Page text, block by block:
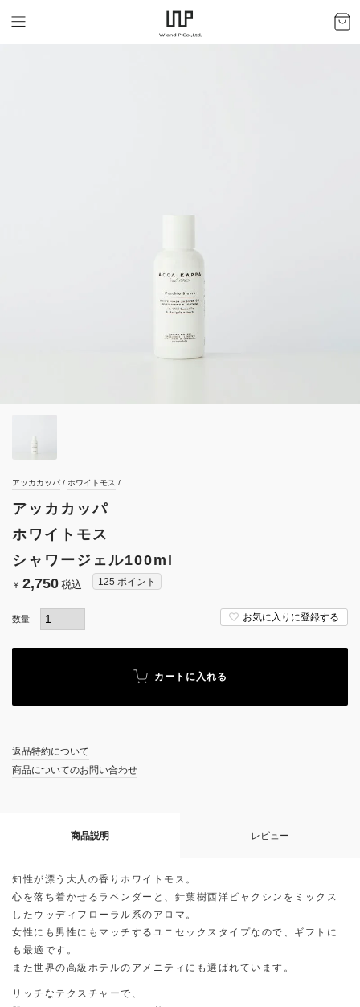
アッカカッパ ホワイトモス
アッカカッパ
ホワイトモス
シャワージェル100ml
¥ 2,750 税込 125 ポイント
お気に入りに登録する
カートに入れる
返品特約について
商品についてのお問い合わせ
商品説明 レビュー
知性が漂う大人の香りホワイトモス。
心を落ち着かせるラベンダーと、針葉樹西洋ビャクシンをミックス
したウッディフローラル系のアロマ。
女性にも男性にもマッチするユニセックスタイプなので、ギフトに
も最適です。
また世界の高級ホテルのアメニティにも選ばれています。
リッチなテクスチャーで、